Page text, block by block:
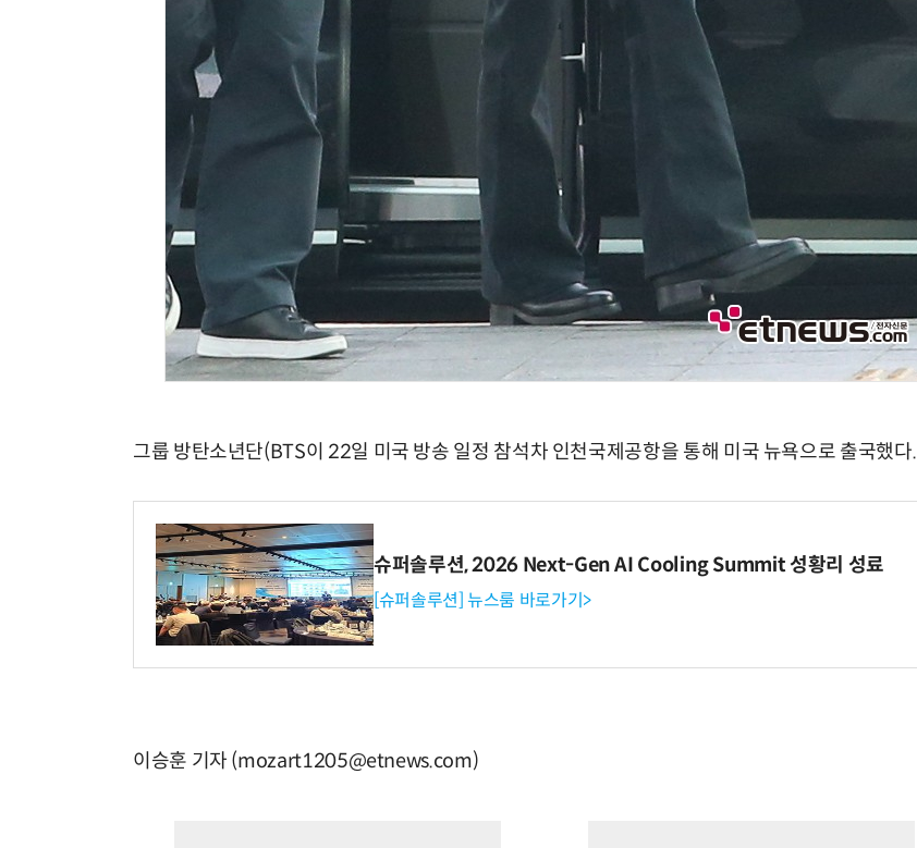
그룹 방탄소년단(BTS이 22일 미국 방송 일정 참석차 인천국제공항을 통해 미국 뉴욕으로 출국했다.
슈퍼솔루션, 2026 Next-Gen AI Cooling Summit 성황리 성료
[슈퍼솔루션] 뉴스룸 바로가기>
이승훈 기자 (mozart1205@etnews.com)